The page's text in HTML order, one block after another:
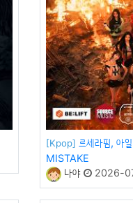
[Kpop] 르세라핌, 아
MISTAKE
나야
2026-